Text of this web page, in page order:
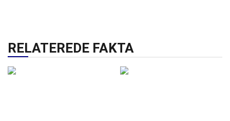
RELATEREDE FAKTA